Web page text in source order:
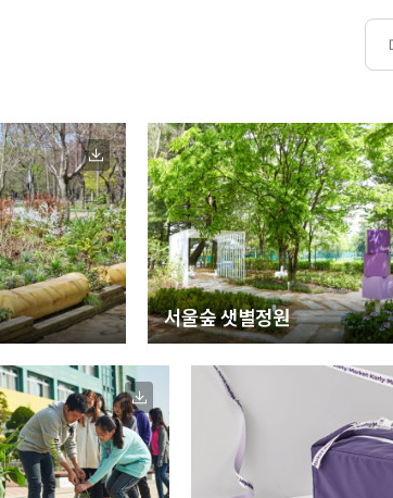
서울숲 샛별정원